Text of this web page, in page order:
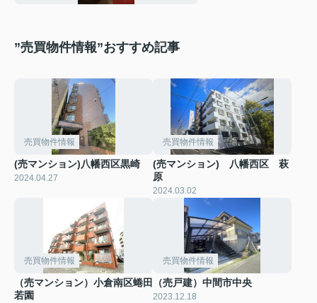
”売買物件情報”おすすめ記事
売買物件情報
(売マンション)八幡西区黒崎
2024.04.27
売買物件情報
(売マンション) 八幡西区 萩
原
2024.03.02
売買物件情報
（売マンション）小倉南区蜷田
若園
売買物件情報
（売戸建）中間市中央
2023.12.18